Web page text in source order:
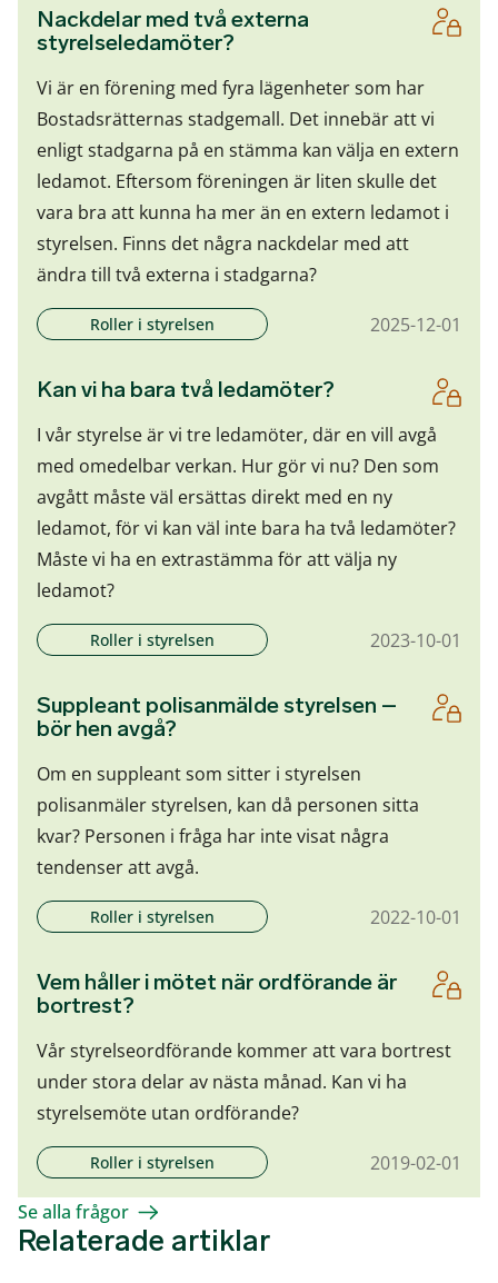
Nackdelar med två externa
styrelseledamöter?
Vi är en förening med fyra lägenheter som har
Bostadsrätternas stadgemall. Det innebär att vi
enligt stadgarna på en stämma kan välja en extern
ledamot. Eftersom föreningen är liten skulle det
vara bra att kunna ha mer än en extern ledamot i
styrelsen. Finns det några nackdelar med att
ändra till två externa i stadgarna?
Roller i styrelsen 2025-12-01
Kan vi ha bara två ledamöter?
I vår styrelse är vi tre ledamöter, där en vill avgå
med omedelbar verkan. Hur gör vi nu? Den som
avgått måste väl ersättas direkt med en ny
ledamot, för vi kan väl inte bara ha två ledamöter?
Måste vi ha en extrastämma för att välja ny
ledamot?
Roller i styrelsen 2023-10-01
Suppleant polisanmälde styrelsen –
bör hen avgå?
Om en suppleant som sitter i styrelsen
polisanmäler styrelsen, kan då personen sitta
kvar? Personen i fråga har inte visat några
tendenser att avgå.
Roller i styrelsen 2022-10-01
Vem håller i mötet när ordförande är
bortrest?
Vår styrelseordförande kommer att vara bortrest
under stora delar av nästa månad. Kan vi ha
styrelsemöte utan ordförande?
Roller i styrelsen 2019-02-01
Se alla frågor
Relaterade artiklar